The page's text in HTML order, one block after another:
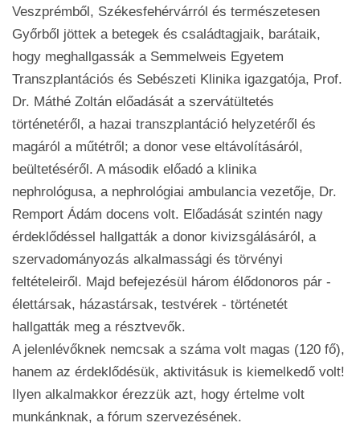
Veszprémből, Székesfehérvárról és természetesen
Győrből jöttek a betegek és családtagjaik, barátaik,
hogy meghallgassák a Semmelweis Egyetem
Transzplantációs és Sebészeti Klinika igazgatója, Prof.
Dr. Máthé Zoltán előadását a szervátültetés
történetéről, a hazai transzplantáció helyzetéről és
magáról a műtétről; a donor vese eltávolításáról,
beültetéséről. A második előadó a klinika
nephrológusa, a nephrológiai ambulancia vezetője, Dr.
Remport Ádám docens volt. Előadását szintén nagy
érdeklődéssel hallgatták a donor kivizsgálásáról, a
szervadományozás alkalmassági és törvényi
feltételeiről. Majd befejezésül három élődonoros pár -
élettársak, házastársak, testvérek - történetét
hallgatták meg a résztvevők.
A jelenlévőknek nemcsak a száma volt magas (120 fő),
hanem az érdeklődésük, aktivitásuk is kiemelkedő volt!
Ilyen alkalmakkor érezzük azt, hogy értelme volt
munkánknak, a fórum szervezésének.